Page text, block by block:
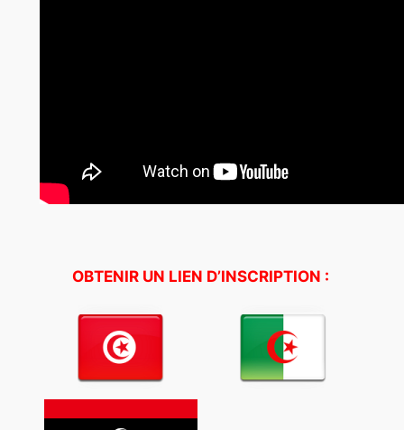
OBTENIR UN LIEN D’INSCRIPTION :